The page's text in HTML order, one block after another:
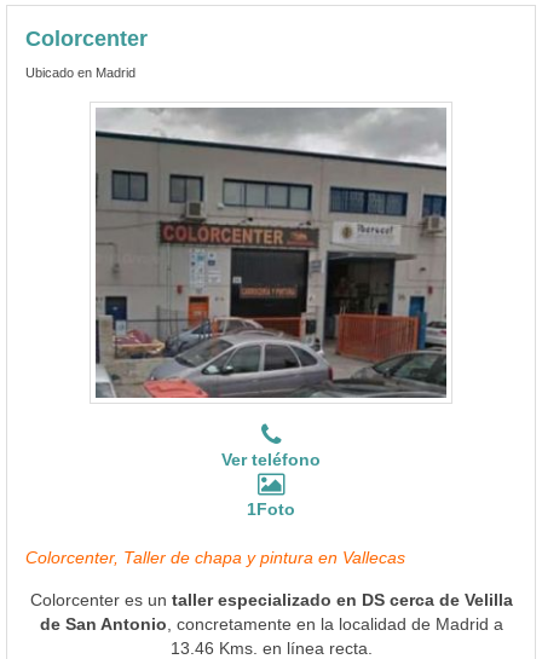
Colorcenter
Ubicado en Madrid
Ver teléfono
1Foto
Colorcenter, Taller de chapa y pintura en Vallecas
Colorcenter es un taller especializado en DS cerca de Velilla
de San Antonio , concretamente en la localidad de Madrid a
13.46 Kms. en línea recta.